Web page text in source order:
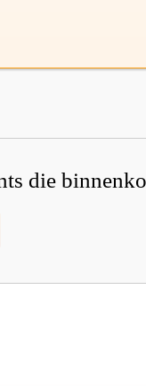
die